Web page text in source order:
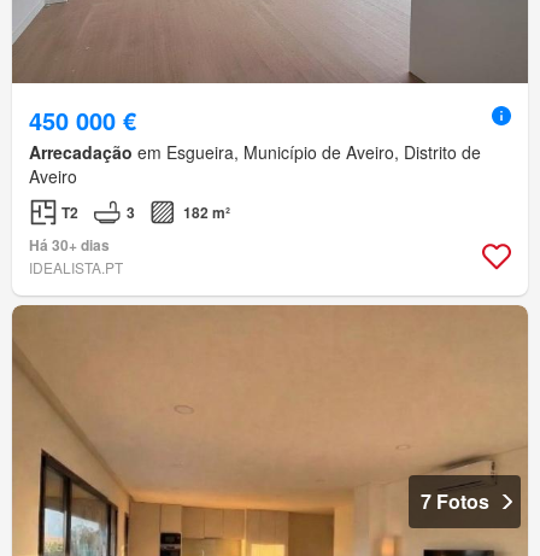
450 000 €
Arrecadação em Esgueira, Município de Aveiro, Distrito de
Aveiro
T2 3
182 m²
Há 30+ dias
IDEALISTA.PT
7 Fotos